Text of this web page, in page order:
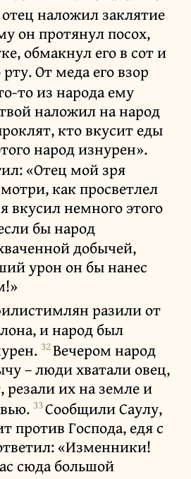
наложил заклятие
он протянул посох,
обмакнул его в сот и
От меда его взор
то из народа ему
наложил на народ
кто вкусит еды
народ изнурен».
«Отец мой зря
как просветлел
вкусил немного этого
бы народ
добычей,
урон он бы нанес
разили от
и народ был
32Вечером народ
– люди хватали овец,
резали их на земле и
33Сообщили Саулу,
против Господа, едя с
«Изменники!
сюда большой